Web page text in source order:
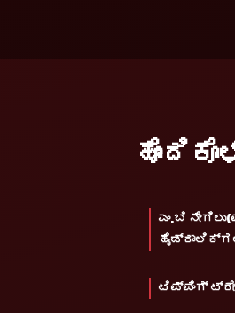
ಎಂ.ಬಿ
ಟಿಪ್ಪಿಂಗ್